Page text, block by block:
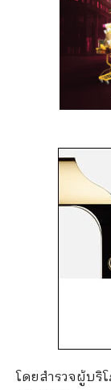
โดยสำรวจผู้บริ